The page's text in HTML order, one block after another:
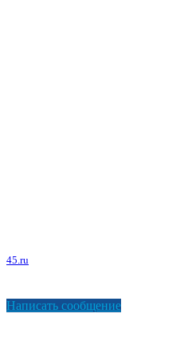
45.ru
Написать сообщение